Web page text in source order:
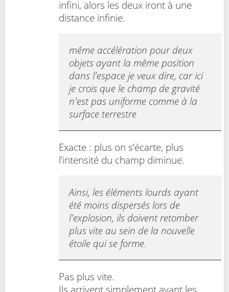
infini, alors les deux iront à une
distance infinie.
même accélération pour deux
objets ayant la même position
dans l'espace je veux dire, car ici
je crois que le champ de gravité
n'est pas uniforme comme à la
surface terrestre
Exacte : plus on s’écarte, plus
l’intensité du champ diminue.
Ainsi, les éléments lourds ayant
été moins dispersés lors de
l'explosion, ils doivent retomber
plus vite au sein de la nouvelle
étoile qui se forme.
Pas plus vite.
Ils arrivent simplement avant les